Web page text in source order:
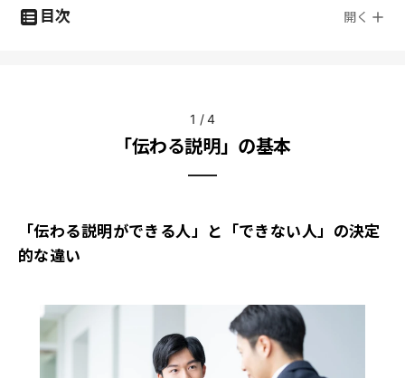
目次 開く
1 /4
「伝わる説明」の基本
「伝わる説明ができる人」と「できない人」の決定
的な違い